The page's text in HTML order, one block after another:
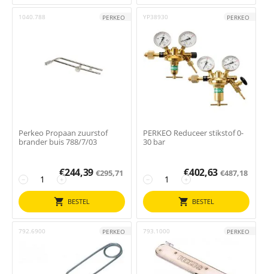
1040.788 PERKEO
Perkeo Propaan zuurstof
brander buis 788/7/03
+
−
€244,39 €295,71
BESTEL
YP38930 PERKEO
PERKEO Reduceer stikstof 0-
30 bar
+
−
€402,63 €487,18
BESTEL
792.6900 PERKEO 793.1000 PERKEO